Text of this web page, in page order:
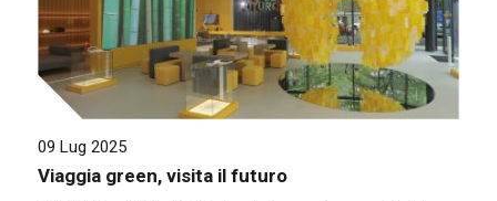
09 Lug 2025
Viaggia green, visita il futuro